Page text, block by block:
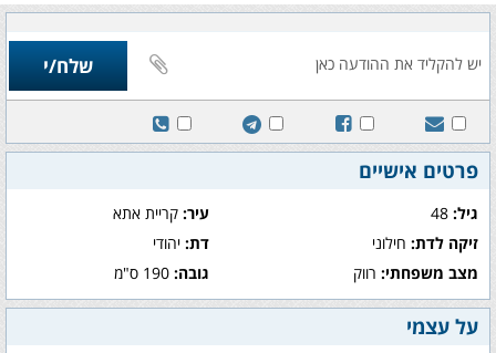
פרטים אישיים
גיל: עיר:קריית אתא
זיקה לדת: חילוני דת:יהודי
מצב משפחתי: רווק גובה:190 ס"מ
על עצמי